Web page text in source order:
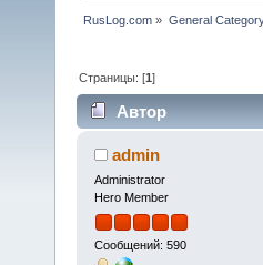
RusLog.com » General
Страницы: [1]
Автор
admin
Administrator
Hero Member
Сообщений: 590